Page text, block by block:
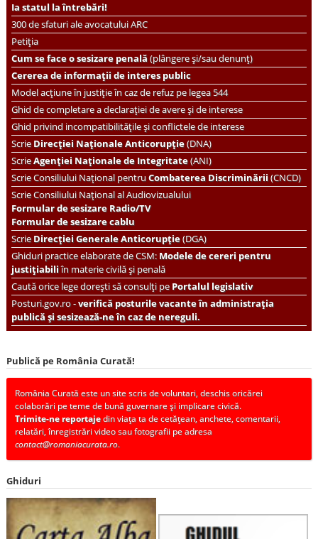
Ia statul la întrebări!
300 de sfaturi ale avocatului ARC
Petiția
Cum se face o sesizare penală(plângere și/sau denunț)
Cererea de informații de interes public
Model acțiune în justiție în caz de refuz pe legea 544
Ghid de completare a declarației de avere și de interese
Ghid privind incompatibilitățile și conflictele de interese
ScrieDirecției Naționale Anticorupție(DNA)
ScrieAgenției Naționale de Integritate(ANI)
ScrieConsiliului Național pentruCombaterea Discriminării(CNCD)
Scrie Consiliului Național al Audiovizualului
Formular de sesizare Radio/TV
Formular de sesizare cablu
ScrieDirecției Generale Anticorupție(DGA)
Ghiduri practice elaborate de CSM: Modele de cereri pentru
justițiabiliîn materie civilă și penală
Caută orice lege dorești să consulți pePortalul legislativ
Posturi.gov.ro -verifică posturile vacante în administrația
publică și sesizează-ne în caz de nereguli.
Publică pe România Curată!
România Curată este un site scris de voluntari, deschis oricărei
colaborări pe teme de bună guvernare și implicare civică.
Trimite-ne reportajedin viața ta de cetățean, anchete, comentarii,
relatări, înregistrări video sau fotografii pe adresa
contact@romaniacurata.ro.
Ghiduri